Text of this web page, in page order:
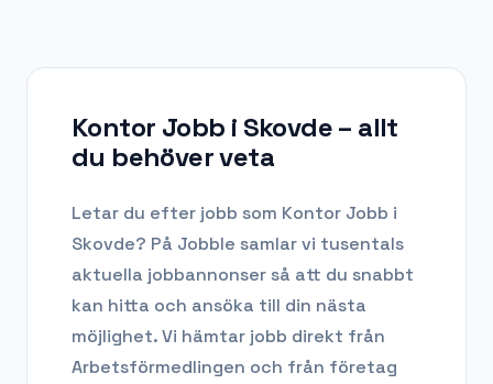
Kontor Jobb i Skovde– allt
du behöver veta
Letar du efter jobb som Kontor Jobb i
Skovde? På Jobble samlar vi tusentals
aktuella jobbannonser så att du snabbt
kan hitta och ansöka till din nästa
möjlighet. Vi hämtar jobb direkt från
Arbetsförmedlingen och från företag